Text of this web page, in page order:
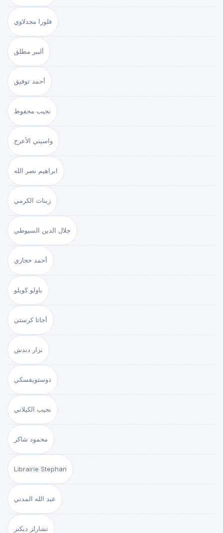
فلورا مجدلاوي
ألبير مطلق
أحمد توفيق
نجيب محفوظ
واسيني الأعرج
ابراهيم نصر الله
زينات الكرمي
جلال الدين السيوطي
أحمد حجازي
باولو كويلو
أجاثا كرستي
نزار دندش
دوستويفسكي
نجيب الكيلاني
محمود شاكر
Librairie Stephan
عبد الله المدني
تشارلز ديكنز